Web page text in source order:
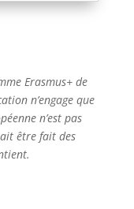
Erasmus+ de
n’engage que
n’est pas
être fait des